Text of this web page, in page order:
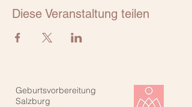
Diese Veranstaltung teilen
Geburtsvorbereitung
Salzburg